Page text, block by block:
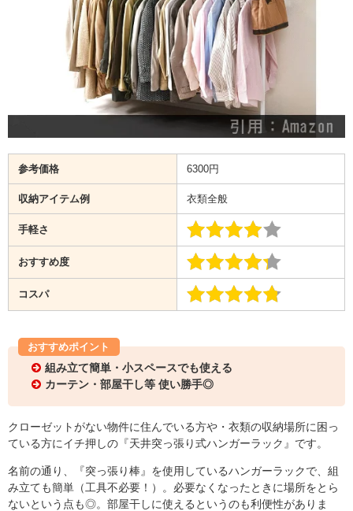
参考価格 6300円
収納アイテム例 衣類全般
手軽さ
おすすめ度
コスパ
おすすめポイント
組み立て簡単・小スペースでも使える
カーテン・部屋干し等 使い勝手◎
クローゼットがない物件に住んでいる方や・衣類の収納場所に困っ
ている方にイチ押しの『天井突っ張り式ハンガーラック』です。
名前の通り、『突っ張り棒』を使用しているハンガーラックで、組
み立ても簡単（工具不必要！）。必要なくなったときに場所をとら
ないという点も◎。部屋干しに使えるというのも利便性がありま